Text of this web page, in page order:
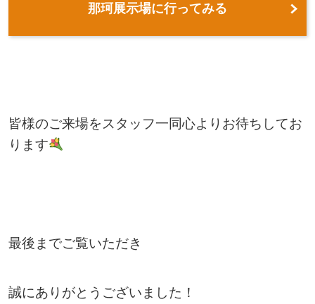
那珂展示場に行ってみる
皆様のご来場をスタッフ一同心よりお待ちしてお
ります
最後までご覧いただき
誠にありがとうございました！